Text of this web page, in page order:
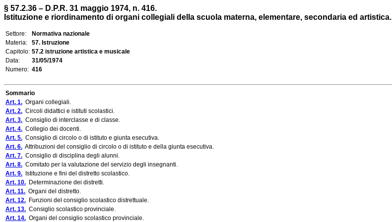
§ 57.2.36 – D.P.R. 31 maggio 1974, n. 416.
Istituzione e riordinamento di organi collegiali della scuola materna, elementare, secondaria ed artistica.
Settore:
Normativa nazionale
Materia:
57. Istruzione
Capitolo: 57.2 istruzione artistica e musicale
Data:
31/05/1974
Numero: 416
Sommario
Art. 1. Organi collegiali.
Art. 2. Circoli didattici e istituti scolastici.
Art. 3. Consiglio di interclasse e di classe.
Art. 4. Collegio dei docenti.
Art. 5. Consiglio di circolo o di istituto e giunta esecutiva.
Art. 6. Attribuzioni del consiglio di circolo o di istituto e della giunta esecutiva.
Art. 7. Consiglio di disciplina degli alunni.
Art. 8. Comitato per la valutazione del servizio degli insegnanti.
Art. 9. Istituzione e fini del distretto scolastico.
Art. 10. Determinazione dei distretti.
Art. 11. Organi del distretto.
Art. 12. Funzioni del consiglio scolastico distrettuale.
Art. 13. Consiglio scolastico provinciale.
Art. 14. Organi del consiglio scolastico provinciale.